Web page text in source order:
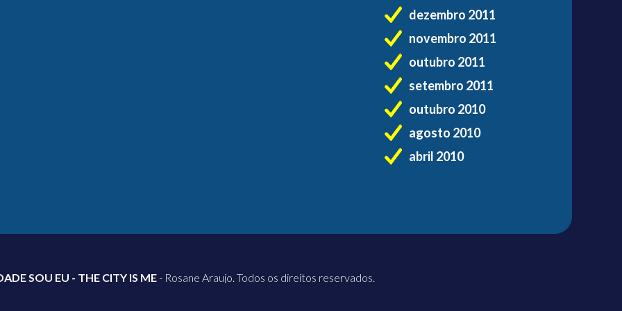
dezembro 2011
novembro 2011
outubro 2011
setembro 2011
outubro 2010
agosto 2010
abril 2010
SOU EU - THE CITY IS ME- Rosane Araujo. Todos os direitos reservados.